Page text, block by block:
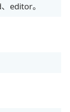
editor。